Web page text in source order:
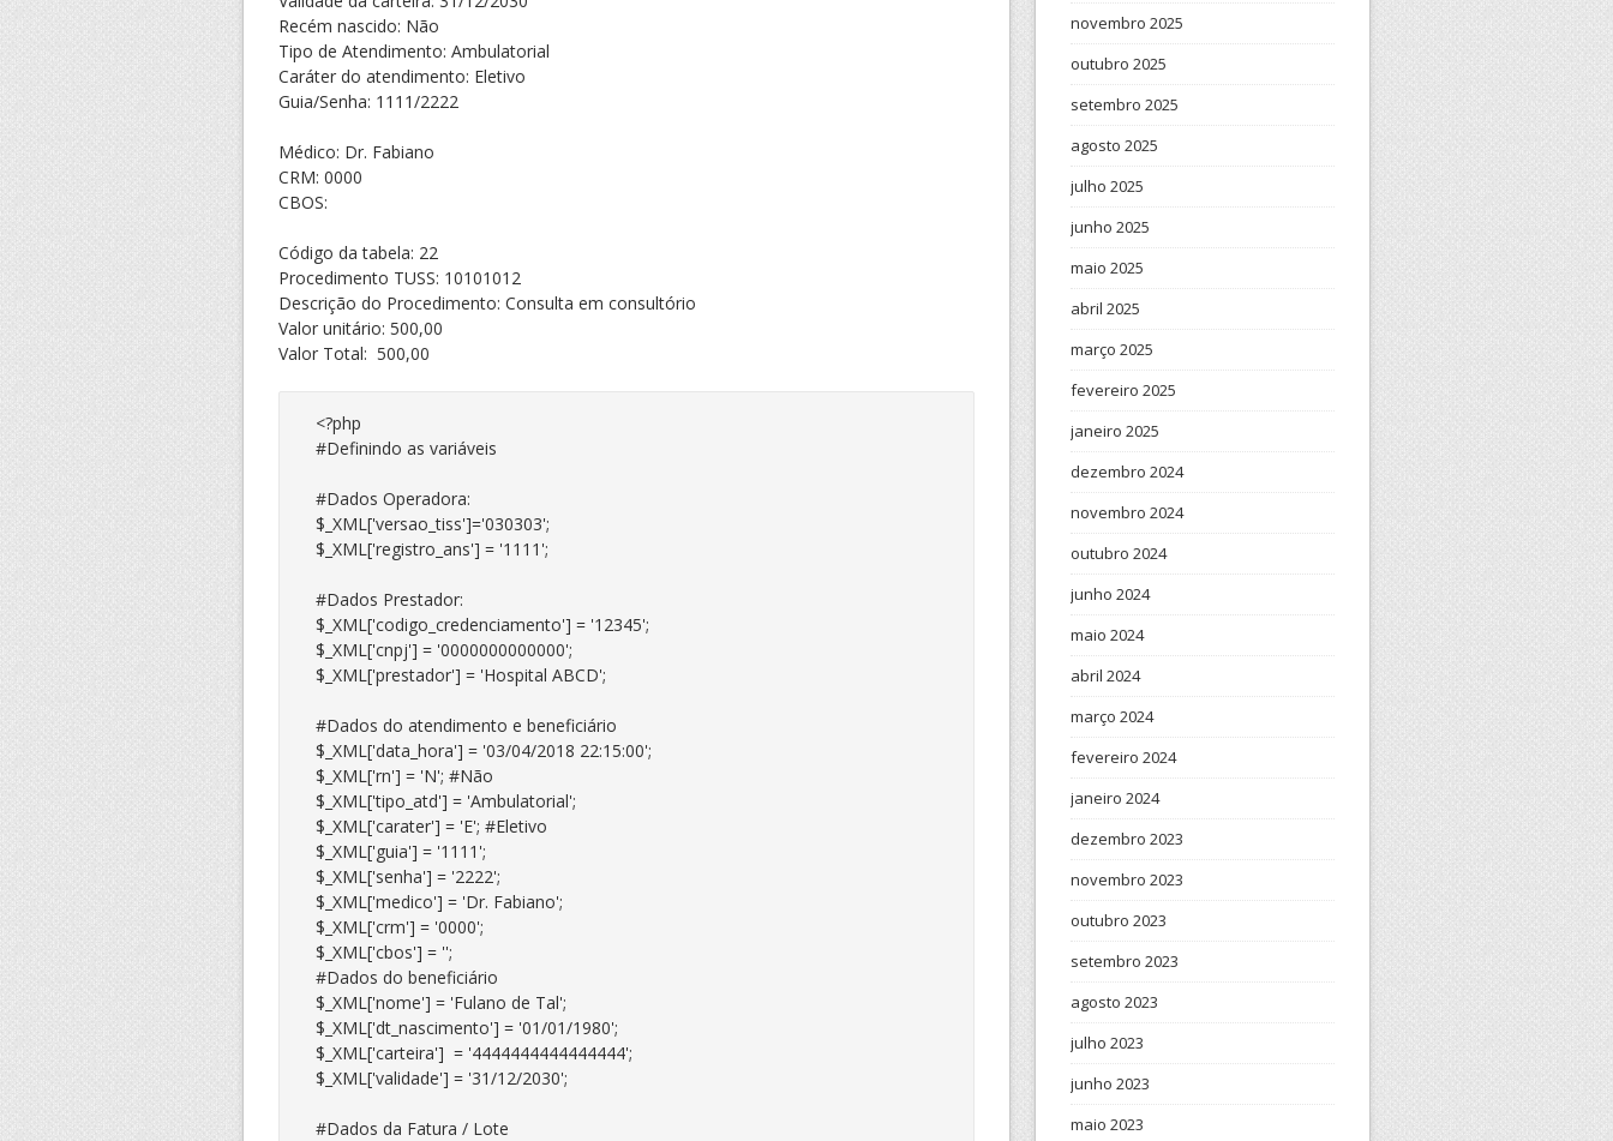
Recém nascido: Não
Tipo de Atendimento: Ambulatorial
Caráter do atendimento: Eletivo
Guia/Senha: 1111/2222
Médico: Dr. Fabiano
CRM: 0000
CBOS:
Código da tabela: 22
Procedimento TUSS: 10101012
Descrição do Procedimento: Consulta em consultório
Valor unitário: 500,00
Valor Total: 500,00
<?php
#Definindo as variáveis
#Dados Operadora:
$_XML['versao_tiss']='030303';
$_XML['registro_ans'] = '1111';
#Dados Prestador:
$_XML['codigo_credenciamento'] = '12345';
$_XML['cnpj'] = '0000000000000';
$_XML['prestador'] = 'Hospital ABCD';
#Dados do atendimento e beneficiário
$_XML['data_hora'] = '03/04/2018 22:15:00';
$_XML['rn'] = 'N'; #Não
$_XML['tipo_atd'] = 'Ambulatorial';
$_XML['carater'] = 'E'; #Eletivo
$_XML['guia'] = '1111';
$_XML['senha'] = '2222';
$_XML['medico'] = 'Dr. Fabiano';
$_XML['crm'] = '0000';
$_XML['cbos'] = '';
#Dados do beneficiário
$_XML['nome'] = 'Fulano de Tal';
$_XML['dt_nascimento'] = '01/01/1980';
$_XML['carteira']  = '4444444444444444';
$_XML['validade'] = '31/12/2030';
#Dados da Fatura / Lote
novembro 2025
outubro 2025
setembro 2025
agosto 2025
julho 2025
junho 2025
maio 2025
abril 2025
março 2025
fevereiro 2025
janeiro 2025
dezembro 2024
novembro 2024
outubro 2024
junho 2024
maio 2024
abril 2024
março 2024
fevereiro 2024
janeiro 2024
dezembro 2023
novembro 2023
outubro 2023
setembro 2023
agosto 2023
julho 2023
junho 2023
maio 2023